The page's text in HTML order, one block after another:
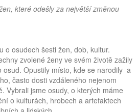
které odešly za největší změnou
o osudech šesti žen, dob, kultur.
zvolené ženy ve svém životě zažily
osud. Opustily místo, kde se narodily a
často dosti vzdáleného nejenom
Vybrali jsme osudy, o kterých máme
o kulturách, hrobech a artefaktech